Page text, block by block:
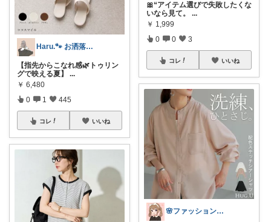
Haru.🐾 お洒落なママになりたい
【指先からこなれ感🌿トゥリン
グで映える夏】
...
￥ 6,480
0 1 445
コレ いいね
🎀“アイテム選びで失敗したくな
いなら見て。
...
￥ 1,999
0 0 3
コレ いいね
🌸ファッションハナコの可愛さラボ🌸